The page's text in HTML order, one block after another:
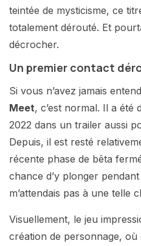
teintée de mysticisme, ce
totalement dérouté. Et
décrocher.
Un premier contact
Si vous n’avez jamais
Meet, c’est normal. Il a été
2022 dans un trailer aussi
Depuis, il est resté
récente phase de bêta
chance d’y plonger
m’attendais pas à une telle
Visuellement, le jeu
création de personnage, où